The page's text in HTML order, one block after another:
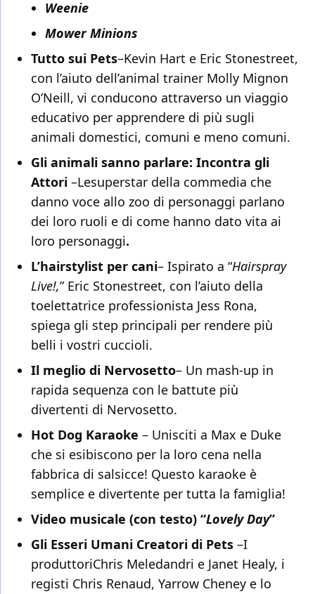
Weenie
Mower Minions
Tutto sui Pets–Kevin Hart e Eric Stonestreet,
con l’aiuto dell’animal trainer Molly Mignon
O’Neill, vi conducono attraverso un viaggio
educativo per apprendere di più sugli
animali domestici, comuni e meno comuni.
Gli animali sanno parlare: Incontra gli
Attori –Lesuperstar della commedia che
danno voce allo zoo di personaggi parlano
dei loro ruoli e di come hanno dato vita ai
loro personaggi.
L’hairstylist per cani– Ispirato a “Hairspray
Live!,” Eric Stonestreet, con l’aiuto della
toelettatrice professionista Jess Rona,
spiega gli step principali per rendere più
belli i vostri cuccioli.
Il meglio di Nervosetto– Un mash-up in
rapida sequenza con le battute più
divertenti di Nervosetto.
Hot Dog Karaoke – Unisciti a Max e Duke
che si esibiscono per la loro cena nella
fabbrica di salsicce! Questo karaoke è
semplice e divertente per tutta la famiglia!
Video musicale (con testo) “Lovely Day”
Gli Esseri Umani Creatori di Pets –I
produttoriChris Meledandri e Janet Healy, i
registi Chris Renaud, Yarrow Cheney e lo